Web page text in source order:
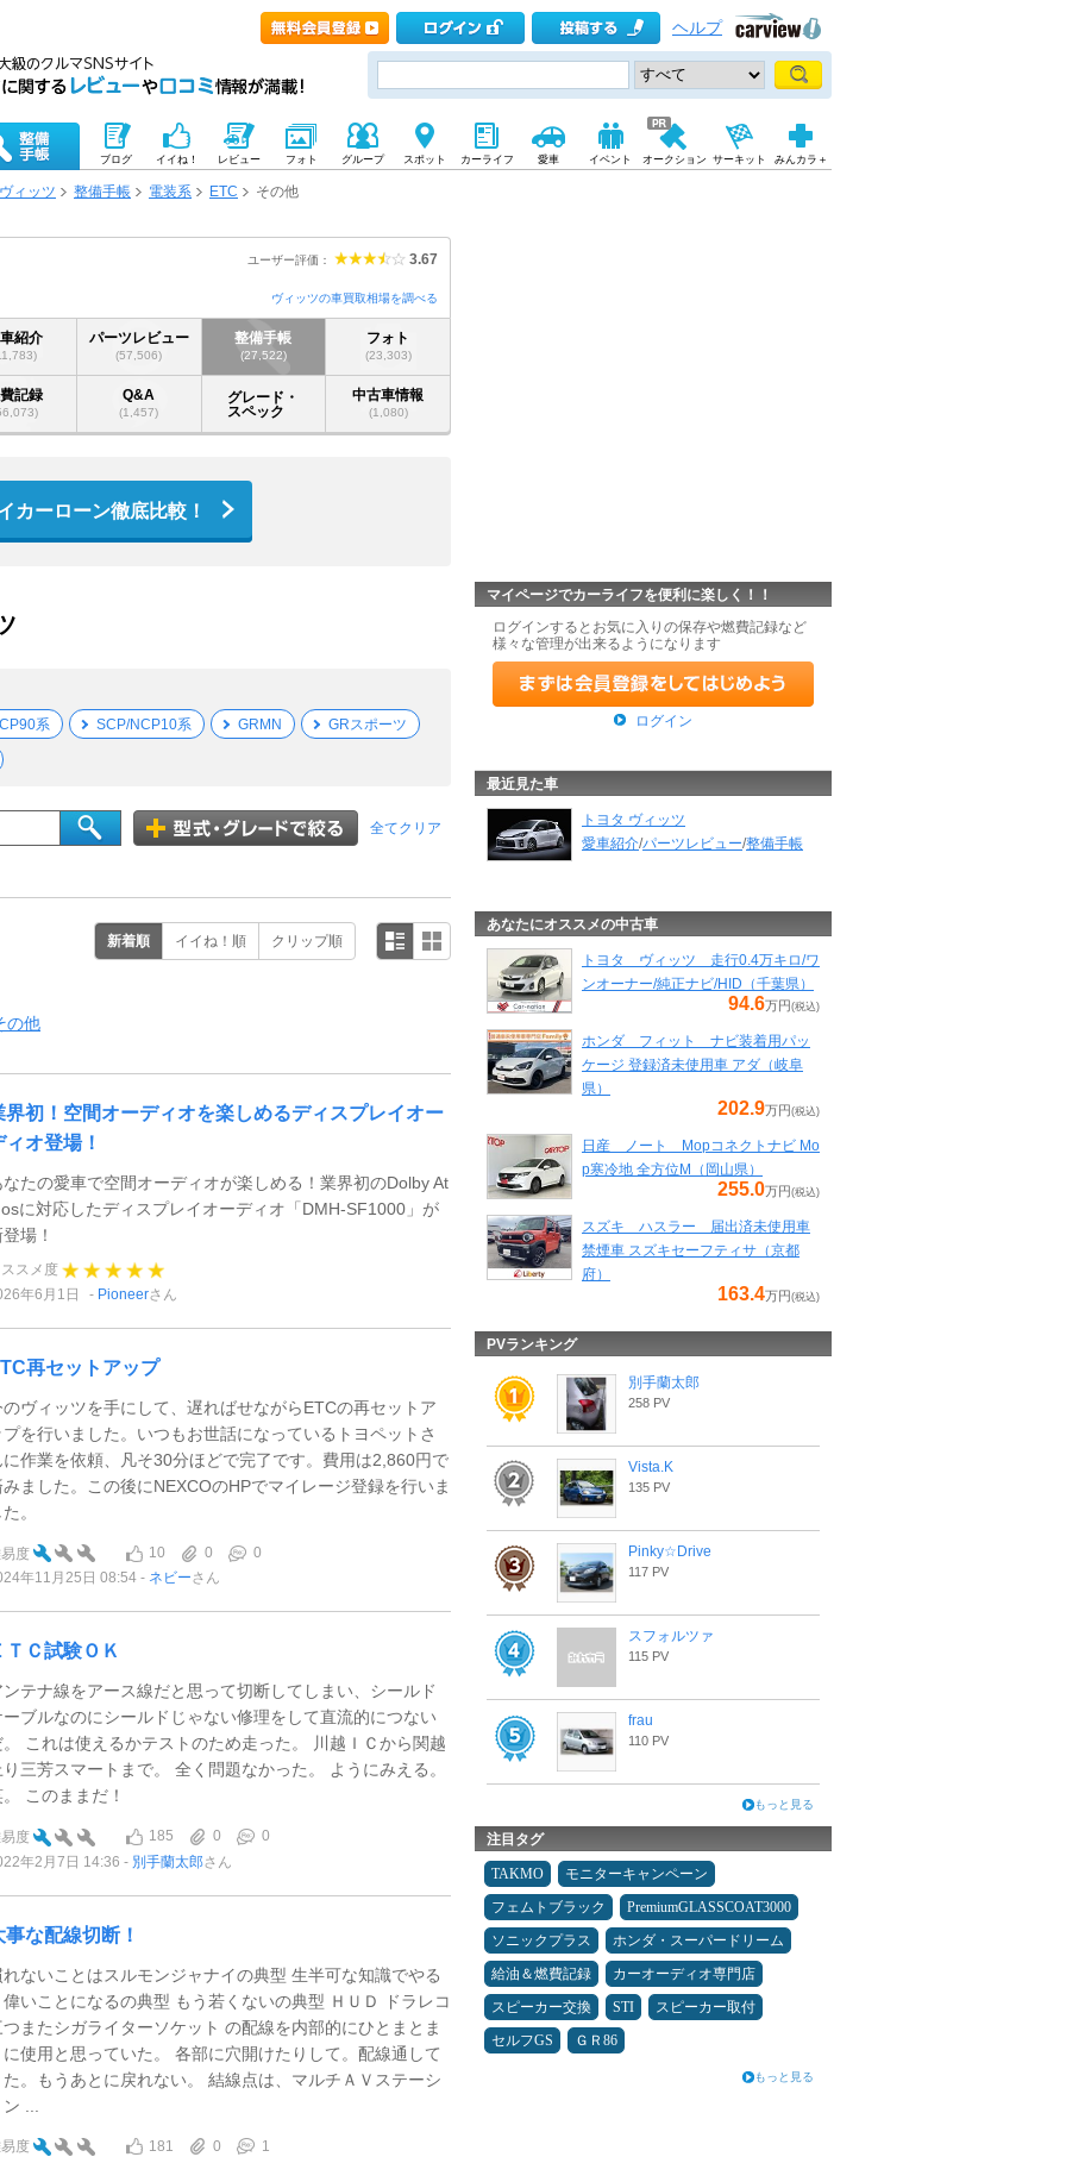
ヘルプ
ブログ イイね！ レビュー フォト グループ スポット カーライフ 愛車 イベント オークション サーキット みんカラ＋
ヴィッツ 整備手帳 電装系 ETC その他
ユーザー評価： 3.67
ヴィッツの車買取相場を調べる
紹介 パーツレビュー
(57,506)
整備手帳
(27,522)
フォト
(23,303)
記録 Q&A
(1,457)
グレード・
スペック
中古車情報
(1,080)
カーローン徹底比較！
系 SCP/NCP10系 GRMN GRスポーツ
全てクリア
新着順 イイね！順 クリップ順
の他
界初！空間オーディオを楽しめるディスプレイオー
ィオ登場！
なたの愛車で空間オーディオが楽しめる！業界初のDolby At
に対応したディスプレイオーディオ「DMH-SF1000」が
場！
スメ度
年6月1日
Pioneerさん
再セットアップ
のヴィッツを手にして、遅ればせながらETCの再セットア
プを行いました。いつもお世話になっているトヨペットさ
に作業を依頼、凡そ30分ほどで完了です。費用は2,860円で
みました。この後にNEXCOのHPでマイレージ登録を行いま
。
度 10 0
0
年11月25日 08:54
ネビーさん
ＴＣ試験ＯＫ
ンテナ線をアース線だと思って切断してしまい、シールド
ーブルなのにシールドじゃない修理をして直流的につない
。 これは使えるかテストのため走った。 川越ＩＣから関越
り三芳スマートまで。 全く問題なかった。 ようにみえる。
このままだ！
度 185 0
0
年2月7日 14:36
別手蘭太郎さん
事な配線切断！
れないことはスルモンジャナイの典型 生半可な知識でやる
偉いことになるの典型 もう若くないの典型 ＨＵＤ ドラレコ
つまたシガライターソケット の配線を内部的にひとまとま
に使用と思っていた。 各部に穴開けたりして。配線通して
た。もうあとに戻れない。 結線点は、マルチＡＶステーシ
...
度 181 0
1
マイページでカーライフを便利に楽しく！！
ログインするとお気に入りの保存や燃費記録など
様々な管理が出来るようになります
ログイン
最近見た車
トヨタ ヴィッツ
愛車紹介/パーツレビュー/整備手帳
あなたにオススメの中古車
トヨタ ヴィッツ 走行0.4万キロ/ワ
ンオーナー/純正ナビ/HID（千葉県）
94.6万円 (税込)
ホンダ フィット ナビ装着用パッ
ケージ 登録済未使用車 アダ（岐阜
県）
202.9万円 (税込)
日産 ノート Mopコネクトナビ Mo
p寒冷地 全方位M（岡山県）
255.0万円 (税込)
スズキ ハスラー 届出済未使用車
禁煙車 スズキセーフティサ（京都
府）
163.4万円 (税込)
PVランキング
別手蘭太郎
258 PV
Vista.K
135 PV
Pinky☆Drive
117 PV
スフォルツァ
115 PV
frau
110 PV
もっと見る
注目タグ
TAKMO
モニターキャンペーン
フェムトブラック
PremiumGLASSCOAT3000
ソニックプラス
ホンダ・スーパードリーム
給油＆燃費記録
カーオーディオ専門店
スピーカー交換
STI
スピーカー取付
セルフGS
ＧＲ86
もっと見る